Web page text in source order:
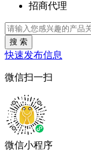
招商代理
搜 索
快速发布信息
微信扫一扫
微信小程序